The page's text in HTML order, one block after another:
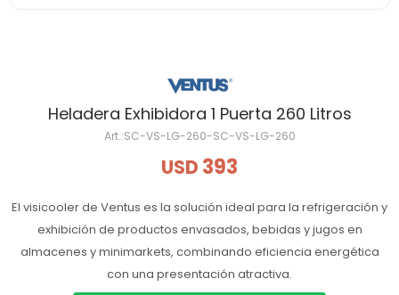
Heladera Exhibidora 1 Puerta 260 Litros
SC-VS-LG-260-SC-VS-LG-260
USD 393
El visicooler de Ventus es la solución ideal para la refrigeración y
exhibición de productos envasados, bebidas y jugos en
almacenes y minimarkets, combinando eficiencia energética
con una presentación atractiva.